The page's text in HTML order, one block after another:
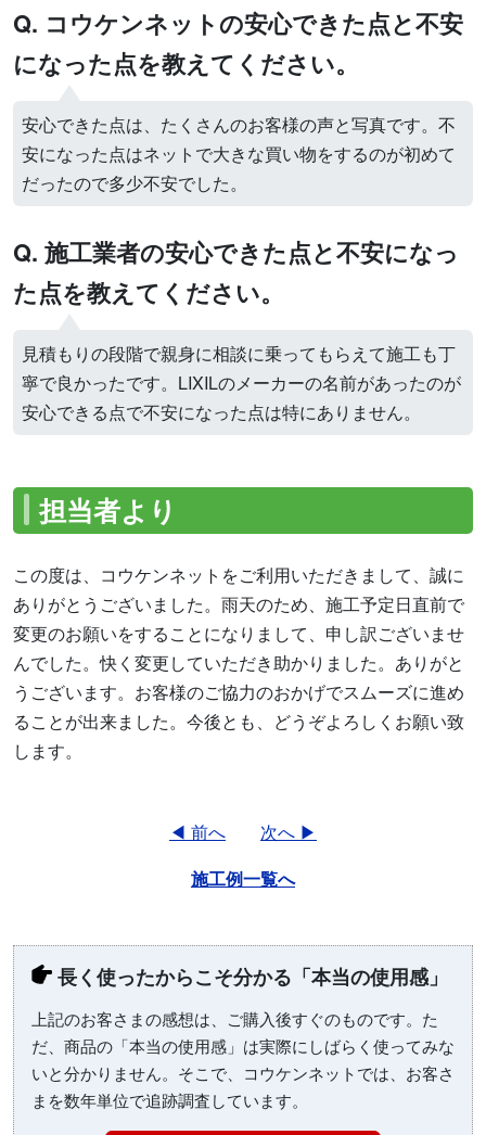
Q. コウケンネットの安心できた点と不安
になった点を教えてください。
安心できた点は、たくさんのお客様の声と写真です。不
安になった点はネットで大きな買い物をするのが初めて
だったので多少不安でした。
Q. 施工業者の安心できた点と不安になっ
た点を教えてください。
見積もりの段階で親身に相談に乗ってもらえて施工も丁
寧で良かったです。LIXILのメーカーの名前があったのが
安心できる点で不安になった点は特にありません。
担当者より
この度は、コウケンネットをご利用いただきまして、誠に
ありがとうございました。雨天のため、施工予定日直前で
変更のお願いをすることになりまして、申し訳ございませ
んでした。快く変更していただき助かりました。ありがと
うございます。お客様のご協力のおかげでスムーズに進め
ることが出来ました。今後とも、どうぞよろしくお願い致
します。
◀ 前へ
次へ ▶
施工例一覧へ
長く使ったからこそ分かる「本当の使用感」
上記のお客さまの感想は、ご購入後すぐのものです。た
だ、商品の「本当の使用感」は実際にしばらく使ってみな
いと分かりません。そこで、コウケンネットでは、お客さ
まを数年単位で追跡調査しています。